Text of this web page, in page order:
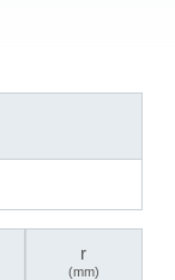
r
(mm)